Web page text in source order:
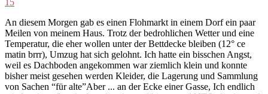
15
An diesem Morgen gab es einen Flohmarkt in einem Dorf ein paar
Meilen von meinem Haus. Trotz der bedrohlichen Wetter und eine
Temperatur, die eher wollen unter der Bettdecke bleiben (12° ce
matin brrr), Umzug hat sich gelohnt. Ich hatte ein bisschen Angst,
weil es Dachboden angekommen war ziemlich klein und konnte
bisher meist gesehen werden Kleider, die Lagerung und Sammlung
von Sachen “für alte”Aber ... an der Ecke einer Gasse, Ich endlich